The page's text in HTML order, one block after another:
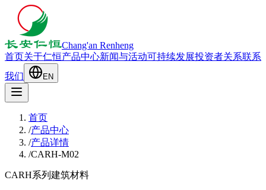
Chang'an Renheng
首页关于仁恒产品中心新闻与活动可持续发展投资者关系联系
我们
EN
首页
/产品中心
/产品详情
/CARH-M02
CARH系列 建筑材料